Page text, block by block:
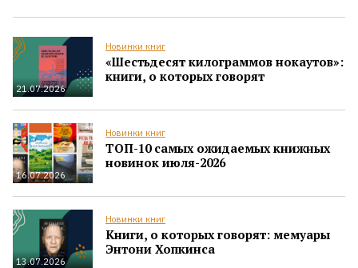
21.07.2026
Новинки книг
«Шестьдесят килограммов нокаутов»:
книги, о которых говорят
16.07.2026
Новинки книг
ТОП-10 самых ожидаемых книжных
новинок июля-2026
13.07.2026
Новинки книг
Книги, о которых говорят: мемуары
Энтони Хопкинса